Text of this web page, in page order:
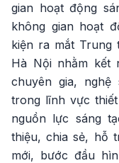
gian hoạt động
không gian hoạt
kiện ra mắt Trung
Hà Nội nhằm kết
chuyên gia,
trong lĩnh vực
nguồn lực sáng
thiệu, chia sẻ, hỗ
mới, bước đầu